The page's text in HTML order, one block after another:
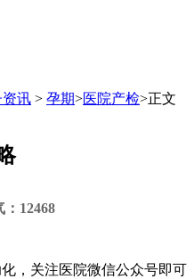
资讯 > 孕期>医院产检>正文
：12468
，关注医院微信公众号即可